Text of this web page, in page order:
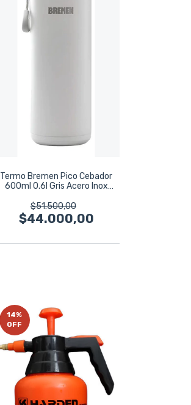
Termo Bremen Pico Cebador
600ml 0.6l Gris Acero Inox
$51.500,00
$44.000,00
14%
OFF